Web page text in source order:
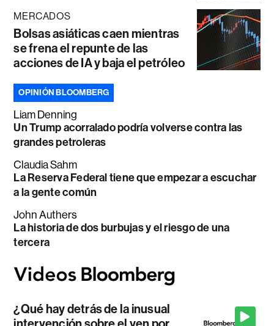
MERCADOS
Bolsas asiáticas caen mientras
se frena el repunte de las
acciones de IA y baja el petróleo
OPINIÓN BLOOMBERG
Liam Denning
Un Trump acorralado podría volverse contra las
grandes petroleras
Claudia Sahm
La Reserva Federal tiene que empezar a escuchar
a la gente común
John Authers
La historia de dos burbujas y el riesgo de una
tercera
¿Qué hay detrás de la inusual